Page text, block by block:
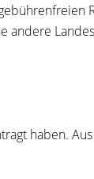
andere
haben. Aus